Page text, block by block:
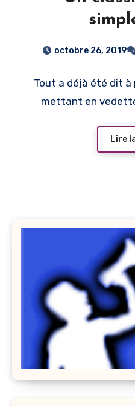
octobre 26, 2019
Tout a déjà été dit à
mettant en
Lire